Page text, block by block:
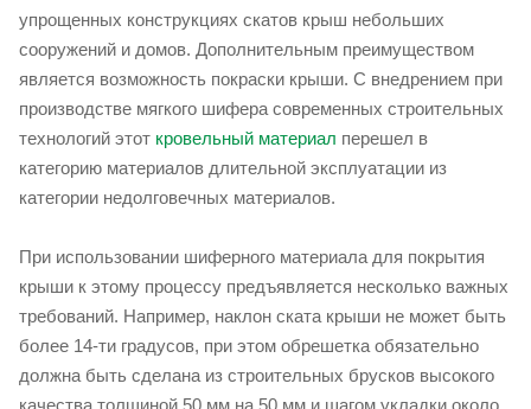
упрощенных конструкциях скатов крыш небольших
сооружений и домов. Дополнительным преимуществом
является возможность покраски крыши. С внедрением при
производстве мягкого шифера современных строительных
технологий этот кровельный материал перешел в
категорию материалов длительной эксплуатации из
категории недолговечных материалов.
При использовании шиферного материала для покрытия
крыши к этому процессу предъявляется несколько важных
требований. Например, наклон ската крыши не может быть
более 14-ти градусов, при этом обрешетка обязательно
должна быть сделана из строительных брусков высокого
качества толщиной 50 мм на 50 мм и шагом укладки около